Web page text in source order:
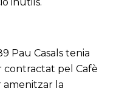
Pau Casals tenia
contractat pel Cafè
amenitzar la